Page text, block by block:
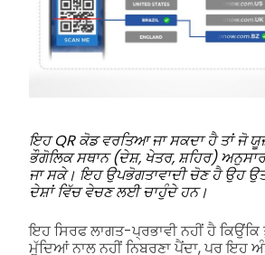
ਇਹ QR ਕੋਡ ਵਰਤਿਆ ਜਾ ਸਕਦਾ ਹੈ ਤਾਂ ਜੋ
ਭੌਗੋਲਿਕ ਸਥਾਨ (ਦੇਸ਼, ਖੇਤਰ, ਸ਼ਹਿਰ)
ਜਾ ਸਕੇ। ਇਹ ਉਪਭੋਗਤਾਵਾਦੀ ਚੋਣ ਹੈ ਉਹ
ਦੇਸ਼ਾਂ ਵਿੱਚ ਵੇਚਣ ਲਈ ਚਾਹੁੰਦੇ ਹਨ।
ਇਹ ਸਿਰਫ ਲਾਗਤ-ਪ੍ਰਭਾਵੀ ਨਹੀਂ ਹੈ ਕਿਉਂਕਿ
ਮੁੱਦਿਆਂ ਨਾਲ ਨਹੀਂ ਨਿਬਰਣਾ ਪੈਂਦਾ, ਪਰ ਇਹ